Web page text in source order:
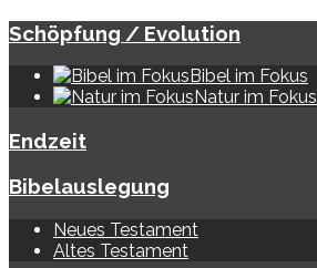
Schöpfung / Evolution
Bibel im Fokus
Natur im Fokus
Endzeit
Bibelauslegung
Neues Testament
Altes Testament